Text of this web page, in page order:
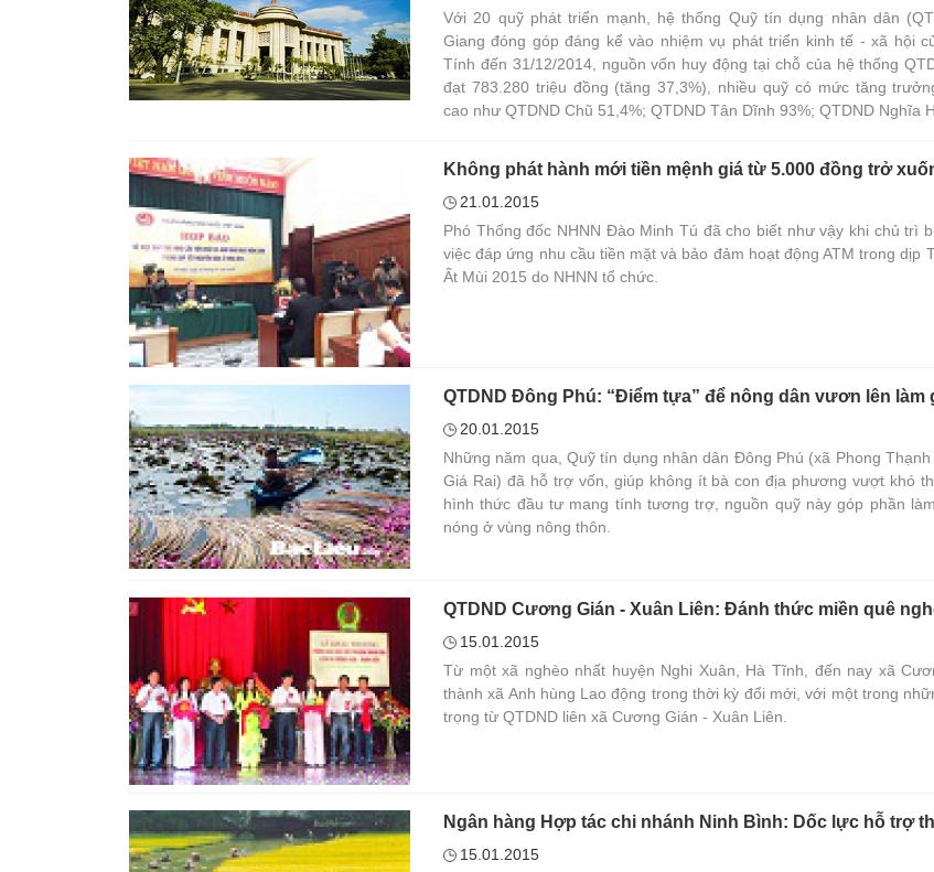
Với 20 quỹ phát triển mạnh, hệ thống Quỹ tín dụng nhân dân
Giang đóng góp đáng kể vào nhiệm vụ phát triển kinh tế - xã hội
Tính đến 31/12/2014, nguồn vốn huy động tại chỗ của hệ thống
đạt 783.280 triệu đồng (tăng 37,3%), nhiều quỹ có mức tăng
cao như QTDND Chũ 51,4%; QTDND Tân Dĩnh 93%; QTDND Nghĩa
Không phát hành mới tiền mệnh giá từ 5.000 đồng trở
21.01.2015
Phó Thống đốc NHNN Đào Minh Tú đã cho biết như vậy khi chủ trì
việc đáp ứng nhu cầu tiền mặt và bảo đảm hoạt động ATM trong dịp
Ất Mùi 2015 do NHNN tổ chức.
QTDND Đông Phú: “Điểm tựa” để nông dân vươn lên làm
20.01.2015
Những năm qua, Quỹ tín dụng nhân dân Đông Phú (xã Phong
Giá Rai) đã hỗ trợ vốn, giúp không ít bà con địa phương vượt khó
hình thức đầu tư mang tính tương trợ, nguồn quỹ này góp phần
nóng ở vùng nông thôn.
QTDND Cương Gián - Xuân Liên: Đánh thức miền quê
15.01.2015
Từ một xã nghèo nhất huyện Nghi Xuân, Hà Tĩnh, đến nay xã
thành xã Anh hùng Lao động trong thời kỳ đổi mới, với một trong
trọng từ QTDND liên xã Cương Gián - Xuân Liên.
Ngân hàng Hợp tác chi nhánh Ninh Bình: Dốc lực hỗ trợ
15.01.2015